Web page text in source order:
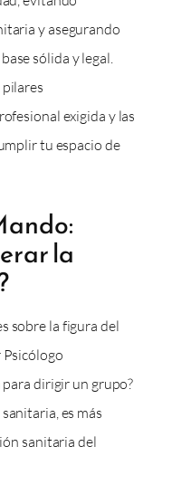
y asegurando
sólida y legal.
exigida y las
tu espacio de
la
sobre la figura del
dirigir un grupo?
es más
sanitaria del